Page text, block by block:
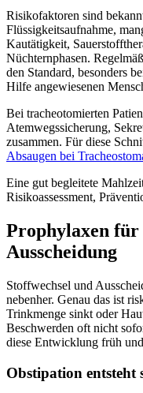
Risikofaktoren sind
Flüssigkeitsaufnahme,
Kautätigkeit,
Nüchternphasen.
den Standard, besonders
Hilfe angewiesenen
Bei tracheotomierten
Atemwegssicherung,
zusammen. Für diese
Absaugen bei
Eine gut begleitete
Risikoassessment,
Prophylaxen für
Ausscheidung
Stoffwechsel und
nebenher. Genau das ist
Trinkmenge sinkt oder
Beschwerden oft nicht
diese Entwicklung früh
Obstipation entsteht